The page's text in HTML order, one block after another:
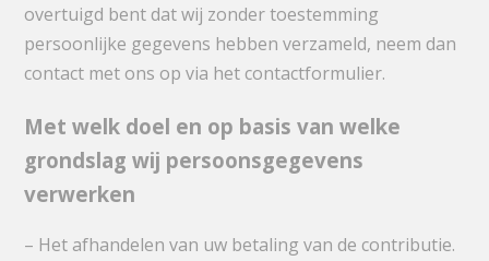
overtuigd bent dat wij zonder toestemming
persoonlijke gegevens hebben verzameld, neem dan
contact met ons op via het contactformulier.
Met welk doel en op basis van welke
grondslag wij persoonsgegevens
verwerken
– Het afhandelen van uw betaling van de contributie.